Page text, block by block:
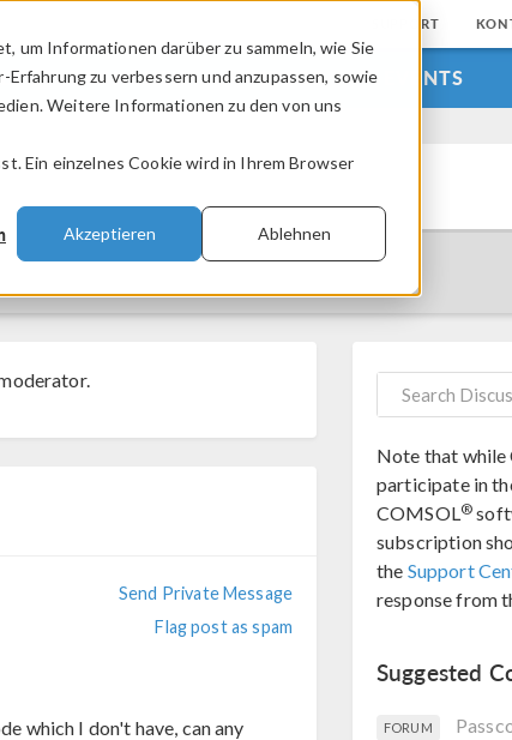
um Informationen darüber zu sammeln, wie Sie
zu verbessern und anzupassen, sowie
Weitere Informationen zu den von uns
Ein einzelnes Cookie wird in Ihrem Browser
Akzeptieren Ablehnen
SUPPORT
BRANCHEN VIDEOS EVENTS
Send Private Message
Flag post as spam
which I don't have, can any
Note that while
participate in
COMSOL®
subscription
the Support
response from
Suggested
FORUM